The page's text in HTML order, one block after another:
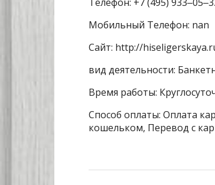
Телефон: +7 (495)
Мобильный Телефон: nan
Сайт: http://
вид деятельности:
Время работы:
Способ оплаты: Оплата
кошельком, Перевод с